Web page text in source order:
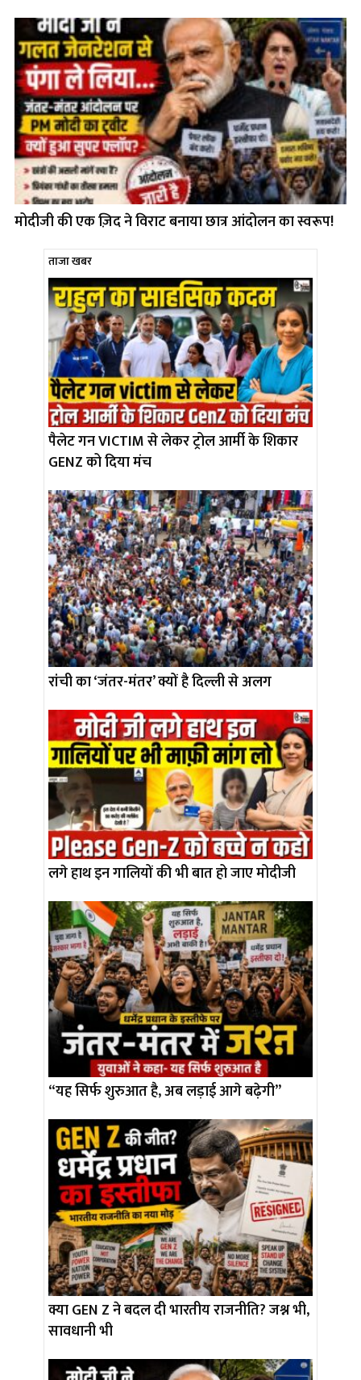
मोदीजी की एक ज़िद ने विराट बनाया छात्र आंदोलन का स्वरूप!
ताजा खबर
पैलेट गन VICTIM से लेकर ट्रोल आर्मी के शिकार
GENZ को दिया मंच
रांची का ‘जंतर-मंतर’ क्यों है दिल्ली से अलग
लगे हाथ इन गालियों की भी बात हो जाए मोदीजी
“यह सिर्फ शुरुआत है, अब लड़ाई आगे बढ़ेगी”
क्या GEN Z ने बदल दी भारतीय राजनीति? जश्न भी,
सावधानी भी